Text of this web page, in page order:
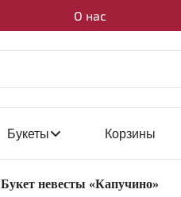
О нас
Букеты Корзины
Букет невесты «Капучино»